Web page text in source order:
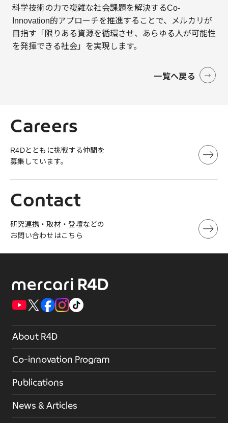
科学技術の力で複雑な社会課題を解決するCo-
Innovation的アプローチを推進することで、メルカリが
目指す「限りある資源を循環させ、あらゆる人が可能性
を発揮できる社会」を実現します。
一覧へ戻る
Careers
R4Dとともに挑戦する仲間を
募集しています。
Contact
研究連携・取材・登壇などの
お問い合わせはこちら
About R4D
Co-innovation Program
Publications
News & Articles